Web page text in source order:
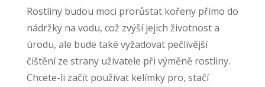
Rostliny budou moci prorůstat kořeny přímo do
nádržky na vodu, což zvýší jejich životnost a
úrodu, ale bude také vyžadovat pečlivější
čištění ze strany uživatele při výměně rostliny.
Chcete-li začít používat kelímky pro, stačí